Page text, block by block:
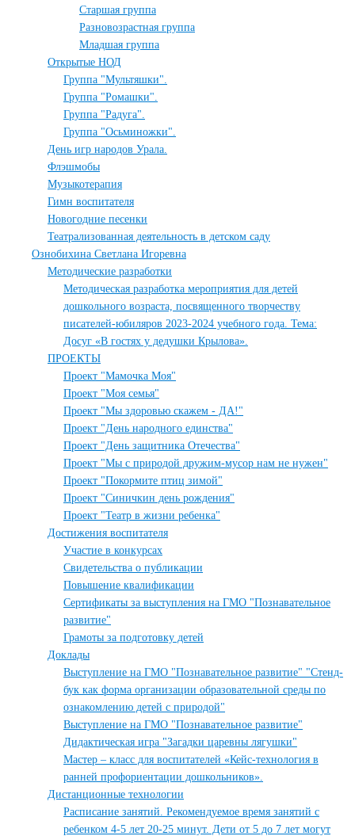
Старшая группа
Разновозрастная группа
Младшая группа
Открытые НОД
Группа "Мультяшки".
Группа "Ромашки".
Группа "Радуга".
Группа "Осьминожки".
День игр народов Урала.
Флэшмобы
Музыкотерапия
Гимн воспитателя
Новогодние песенки
Театрализованная деятельность в детском саду
Ознобихина Светлана Игоревна
Методические разработки
Методическая разработка мероприятия для детей
дошкольного возраста, посвященного творчеству
писателей-юбиляров 2023-2024 учебного года. Тема:
Досуг «В гостях у дедушки Крылова».
ПРОЕКТЫ
Проект "Мамочка Моя"
Проект "Моя семья"
Проект "Мы здоровью скажем - ДА!"
Проект "День народного единства"
Проект "День защитника Отечества"
Проект "Мы с природой дружим-мусор нам не нужен"
Проект "Покормите птиц зимой"
Проект "Синичкин день рождения"
Проект "Театр в жизни ребенка"
Достижения воспитателя
Участие в конкурсах
Свидетельства о публикации
Повышение квалификации
Сертификаты за выступления на ГМО "Познавательное
развитие"
Грамоты за подготовку детей
Доклады
Выступление на ГМО "Познавательное развитие" "Стенд-
бук как форма организации образовательной среды по
ознакомлению детей с природой"
Выступление на ГМО "Познавательное развитие"
Дидактическая игра "Загадки царевны лягушки"
Мастер – класс для воспитателей «Кейс-технология в
ранней профориентации дошкольников».
Дистанционные технологии
Расписание занятий. Рекомендуемое время занятий с
ребенком 4-5 лет 20-25 минут. Дети от 5 до 7 лет могут